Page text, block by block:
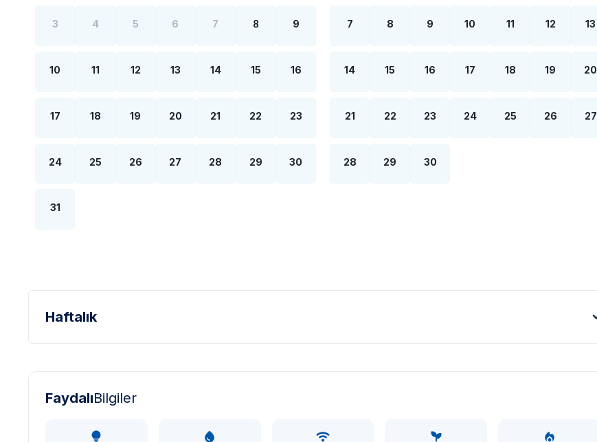
3 4 5 6 7 8 9
10 11 12 13 14 15 16
17 18 19 20 21 22 23
24 25 26 27 28 29 30
31
7 8 9 10 11 12 13
14 15 16 17 18 19 20
21 22 23 24 25 26 27
28 29 30
Haftalık
FaydalıBilgiler